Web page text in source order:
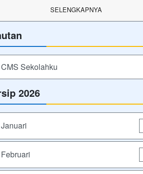
SELENGKAPNYA
CMS Sekolahku
2026
Januari
Februari